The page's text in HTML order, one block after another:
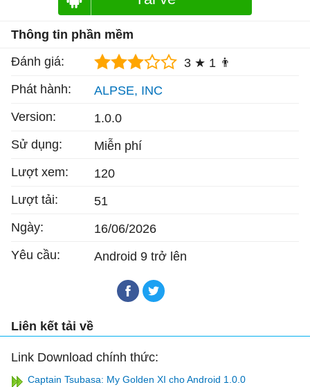
Thông tin phần mềm
Đánh giá:
3 ★ 1 👨
Phát hành:
ALPSE, INC
Version:
1.0.0
Sử dụng:
Miễn phí
Lượt xem:
120
Lượt tải:
51
Ngày:
16/06/2026
Yêu cầu:
Android 9 trở lên
Liên kết tải về
Link Download chính thức:
Captain Tsubasa: My Golden XI cho Android 1.0.0